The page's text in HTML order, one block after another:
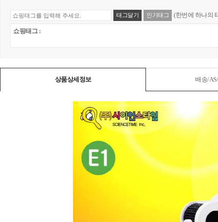
태그달기 인기태그 (한번에 하나의
쇼핑태그 :
상품상세정보 배송/